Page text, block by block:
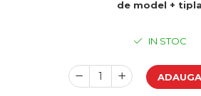
Cadouri pentru bunici
Cadouri personalizate pentru nasi
de model + tipla
IN STOC